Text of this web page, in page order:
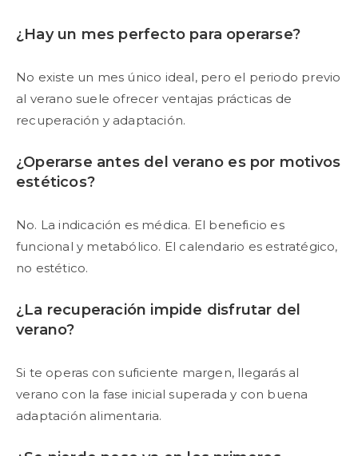
¿Hay un mes perfecto para operarse?
No existe un mes único ideal, pero el periodo previo
al verano suele ofrecer ventajas prácticas de
recuperación y adaptación.
¿Operarse antes del verano es por motivos
estéticos?
No. La indicación es médica. El beneficio es
funcional y metabólico. El calendario es estratégico,
no estético.
¿La recuperación impide disfrutar del
verano?
Si te operas con suficiente margen, llegarás al
verano con la fase inicial superada y con buena
adaptación alimentaria.